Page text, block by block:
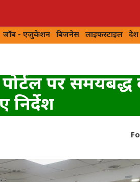
जॉब - एजुकेशन बिजनेस लाइफस्टाइल देश
पर समयबद्ध
निर्देश